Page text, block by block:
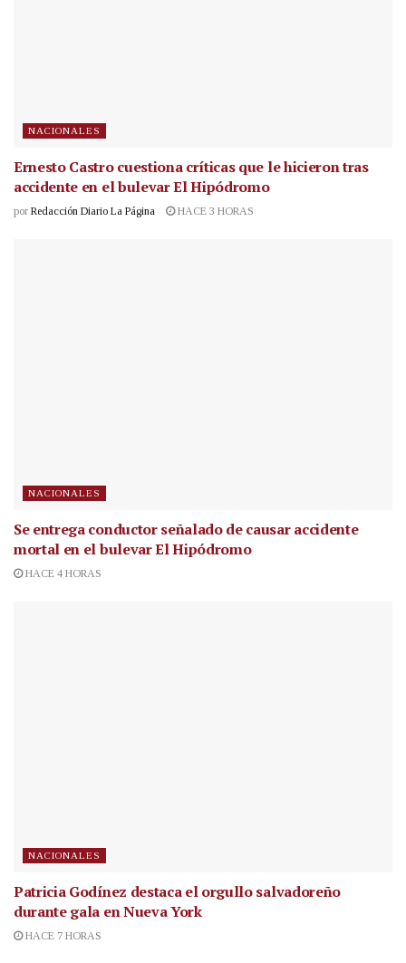
NACIONALES
Ernesto Castro cuestiona críticas que le hicieron tras
accidente en el bulevar El Hipódromo
por Redacción Diario La Página HACE 3 HORAS
NACIONALES
Se entrega conductor señalado de causar accidente
mortal en el bulevar El Hipódromo
HACE 4 HORAS
NACIONALES
Patricia Godínez destaca el orgullo salvadoreño
durante gala en Nueva York
HACE 7 HORAS